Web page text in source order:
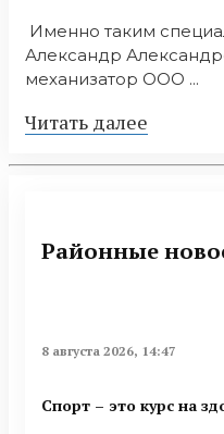
Именно таким
Александр
механизатор ООО ...
Читать далее
Районные
8 августа 2026, 14:47
Спорт – это курс на